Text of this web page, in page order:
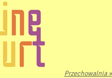
Przechowalnia »